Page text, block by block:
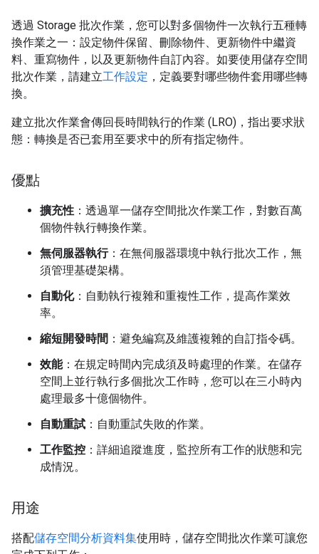
透過 Storage 批次作業，您可以對多個物件一次執行五種轉
換作業之一：設定物件保留、刪除物件、更新物件中繼資
料、重寫物件，以及更新物件自訂內容。如要使用儲存空間
批次作業，請建立工作設定 ，定義要對哪些物件套用哪些轉
換。
建立批次作業會傳回長時間執行的作業 (LRO)，指出要求狀
態：轉換是否已套用至要求中的所有指定物件。
優點
擴充性 ：透過單一儲存空間批次作業工作，對數百萬
個物件執行轉換作業。
無伺服器執行：在無伺服器環境中執行批次工作，無
須管理基礎架構。
自動化：自動執行複雜和重複性工作，提高作業效
率。
縮短開發時間 ：避免編寫及維護複雜的自訂指令碼。
效能：在規定時間內完成須及時處理的作業。在儲存
空間上並行執行多個批次工作時，您可以在三小時內
處理最多十億個物件。
自動重試 ：自動重試失敗的作業。
工作監控 ：詳細追蹤進度，監控所有工作的狀態和完
成情況。
用途
搭配儲存空間分析資料集使用時，儲存空間批次作業可讓您